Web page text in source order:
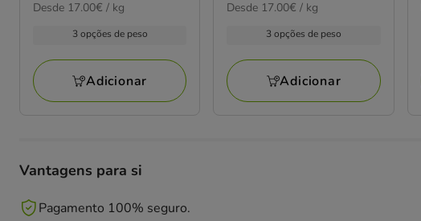
de
40.81€
17.00€
Desde 17.00€ / kg
3 opções de peso
Adicionar
de
40.81€
17.00€
Desde 17.00€ / kg
3 opções de peso
Adicionar
Vantagens para si
Pagamento 100% seguro.